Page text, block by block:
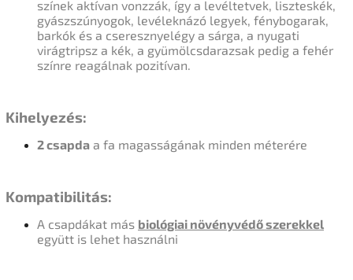
színek aktívan vonzzák, így a levéltetvek, liszteskék,
gyászszúnyogok, levéleknázó legyek, fénybogarak,
barkók és a cseresznyelégy a sárga, a nyugati
virágtripsz a kék, a gyümölcsdarazsak pedig a fehér
színre reagálnak pozitívan.
Kihelyezés:
2 csapda a fa magasságának minden méterére
Kompatibilitás:
A csapdákat más biológiai növényvédő szerekkel
együtt is lehet használni